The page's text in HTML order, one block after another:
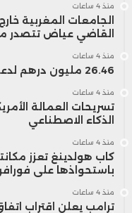
منذ 4 ساعات
الجامعات المغربية
القاضي عياض تتصدر
منذ 4 ساعات
26.46 مليون درهم لدعم 40 مهرجاناً سينمائياً بالمغرب
منذ 4 ساعات
تسريحات العمالة
الذكاء الاصطناعي
منذ 4 ساعات
كاب هولدينغ تعزز
باستحواذها على
منذ 4 ساعات
ترامب يعلن اقتراب